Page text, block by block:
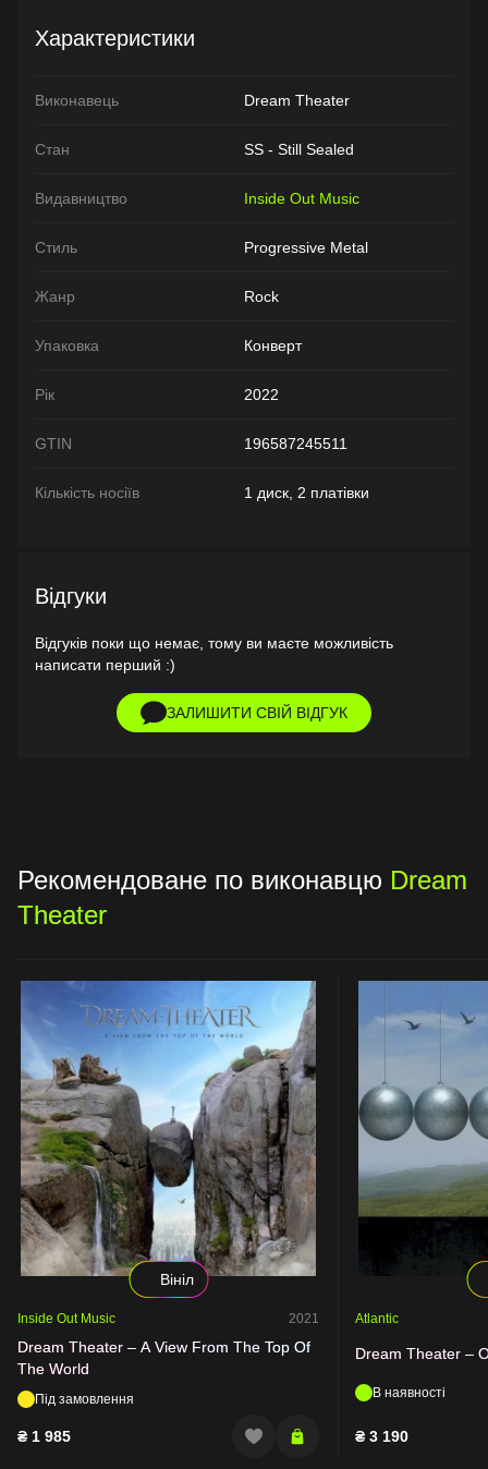
Характеристики
Виконавець Dream Theater
Стан SS - Still Sealed
Видавництво Inside Out Music
Стиль Progressive Metal
Жанр Rock
Упаковка Конверт
Рік 2022
GTIN 196587245511
Кількість носіїв 1 диск, 2 платівки
Відгуки
Відгуків поки що немає, тому ви маєте можливість
написати перший :)
ЗАЛИШИТИ СВІЙ ВІДГУК
Рекомендоване по виконавцю Dream
Theater
Вініл
Inside Out Music 2021
Dream Theater – A View From The Top Of
The World
Під замовлення
₴ 1 985
Atlantic
Dream Theater –
В наявності
₴ 3 190